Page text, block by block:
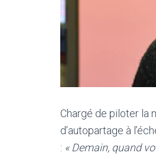
Chargé de piloter la
d’autopartage à
: « Demain, quand